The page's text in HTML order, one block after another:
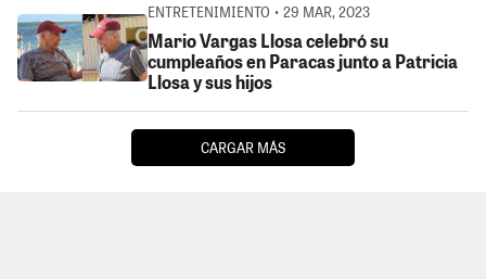
ENTRETENIMIENTO • 29 MAR, 2023
Mario Vargas Llosa celebró su
cumpleaños en Paracas junto a Patricia
Llosa y sus hijos
CARGAR MÁS